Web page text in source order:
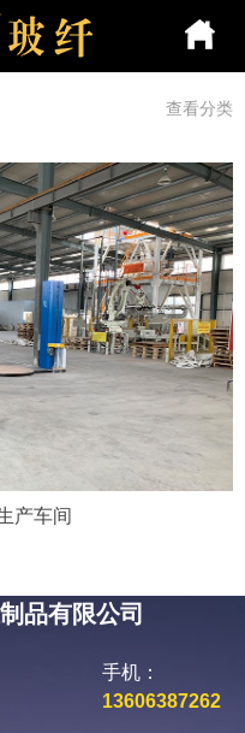
查看分类
产车间
品有限公司
手机：
13606387262